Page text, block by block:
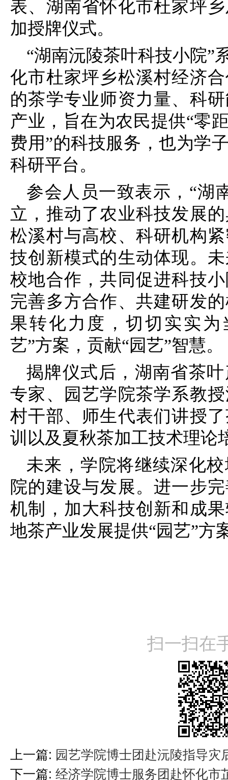
表、湖南省怀化市杜家坪
加授牌仪式。
“湖南沅陵茶叶科技小院”
化市杜家坪乡松溪村经济
的茶学专业师资力量、科
产业，旨在为农民提供“零
费用”的科技服务，也为学
科研平台。
参会人员一致表示，“湖
立，推动了农业科技发展
松溪村与高校、科研机构
技创新模式的生动体现。
校地合作，共同促进科技
完善多方合作、共建研发
果转化力度，切切实实
艺”方案，贡献“园艺”智慧。
揭牌仪式后，湖南省茶
专家、园艺学院茶学系教授
村干部、师生代表们讲授
训以及夏秋茶加工技术理论
未来，学院将继续深化
院的建设与发展。进一步
机制，加大科技创新和成
地茶产业发展提供“园艺”方
扫一扫在
上一篇: 园艺学院博士团赴沅陵指导灾
下一篇: 经济学院博士服务团赴怀化市